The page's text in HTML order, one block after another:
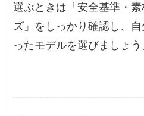
選ぶときは「安全基準・
ズ」をしっかり確認し、
ったモデルを選びましょう